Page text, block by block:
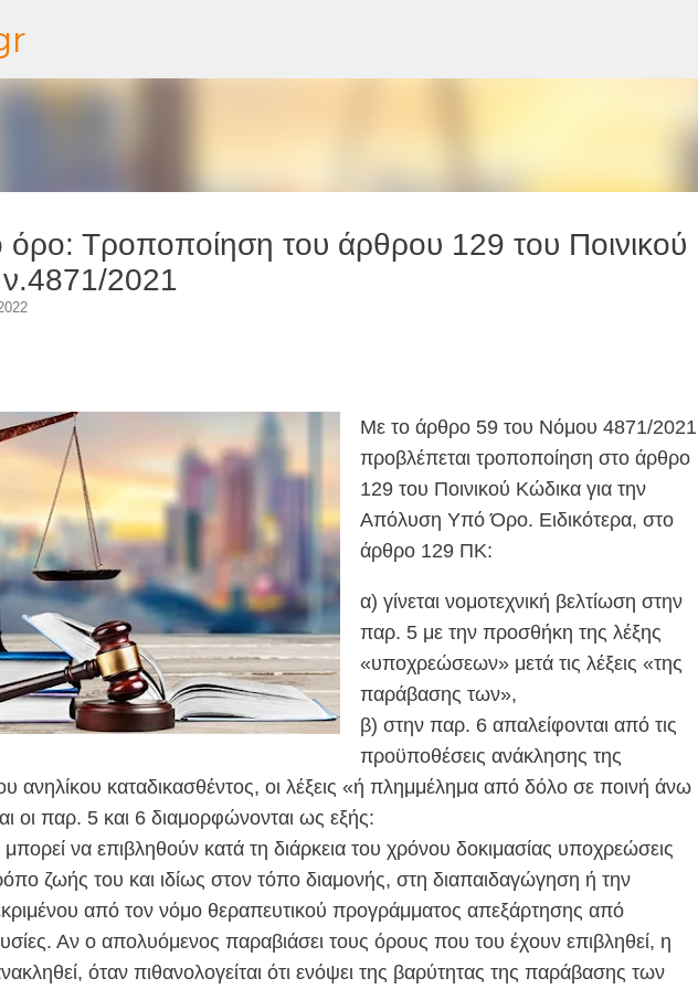
Τροποποίηση του άρθρου 129 του Ποινικού
2021
Με το άρθρο 59 του Νόμου 4871/2021
προβλέπεται τροποποίηση στο άρθρο
129 του Ποινικού Κώδικα για την
Απόλυση Υπό Όρο. Ειδικότερα, στο
άρθρο 129 ΠΚ:
α) γίνεται νομοτεχνική βελτίωση στην
παρ. 5 με την προσθήκη της λέξης
«υποχρεώσεων» μετά τις λέξεις «της
παράβασης των»,
β) στην παρ. 6 απαλείφονται από τις
προϋποθέσεις ανάκλησης της
ανηλίκου καταδικασθέντος, οι λέξεις «ή πλημμέλημα από δόλο σε ποινή άνω
οι παρ. 5 και 6 διαμορφώνονται ως εξής:
να επιβληθούν κατά τη διάρκεια του χρόνου δοκιμασίας υποχρεώσεις
ζωής του και ιδίως στον τόπο διαμονής, στη διαπαιδαγώγηση ή την
από τον νόμο θεραπευτικού προγράμματος απεξάρτησης από
Αν ο απολυόμενος παραβιάσει τους όρους που του έχουν επιβληθεί, η
όταν πιθανολογείται ότι ενόψει της βαρύτητας της παράβασης των